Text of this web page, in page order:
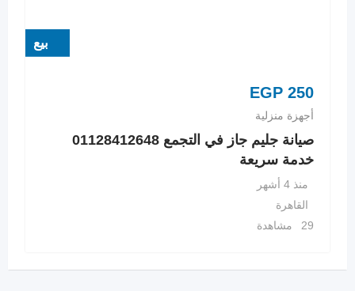
بيع
EGP 250
أجهزة منزلية
صيانة جليم جاز في التجمع 01128412648
خدمة سريعة
منذ 4 أشهر
القاهرة
29 مشاهدة